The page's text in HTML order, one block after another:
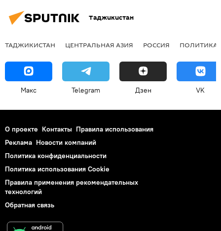
Таджикистан
ТАДЖИКИСТАН ЦЕНТРАЛЬНАЯ АЗИЯ РОССИЯ ПОЛИТИКА
Макс Telegram Дзен VK
О проекте Контакты Правила использования
Реклама Новости компаний
Политика конфиденциальности
Политика использования Cookie
Правила применения рекомендательных
технологий
Обратная связь